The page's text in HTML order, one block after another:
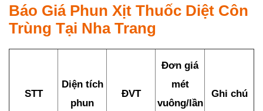
Báo Giá Phun Xịt Thuốc Diệt Côn
Trùng Tại Nha Trang
STT
Diện tích
phun
ĐVT
Đơn giá
mét
vuông/lần
Ghi chú